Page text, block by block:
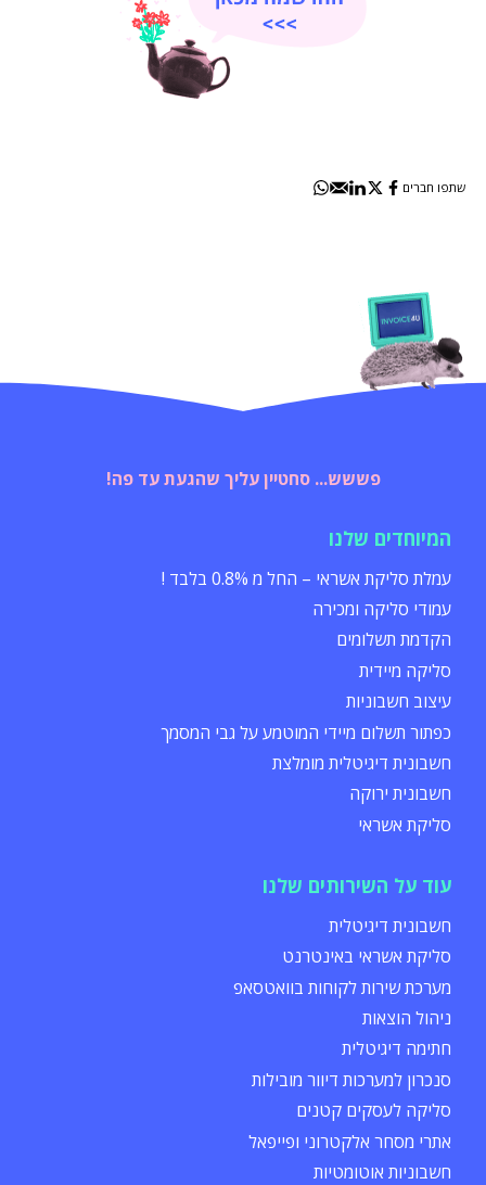
שתפו חברים
פששש... סחטיין עליך שהגעת עד פה!
המיוחדים שלנו
עמלת סליקת אשראי – החל מ 0.8% בלבד !
עמודי סליקה ומכירה
הקדמת תשלומים
סליקה מיידית
עיצוב חשבוניות
כפתור תשלום מיידי המוטמע על גבי המסמך
חשבונית דיגיטלית מומלצת
חשבונית ירוקה
סליקת אשראי
עוד על השירותים שלנו
חשבונית דיגיטלית
סליקת אשראי באינטרנט
מערכת שירות לקוחות בוואטסאפ
ניהול הוצאות
חתימה דיגיטלית
סנכרון למערכות דיוור מובילות
סליקה לעסקים קטנים
אתרי מסחר אלקטרוני ופייפאל
חשבוניות אוטומטיות